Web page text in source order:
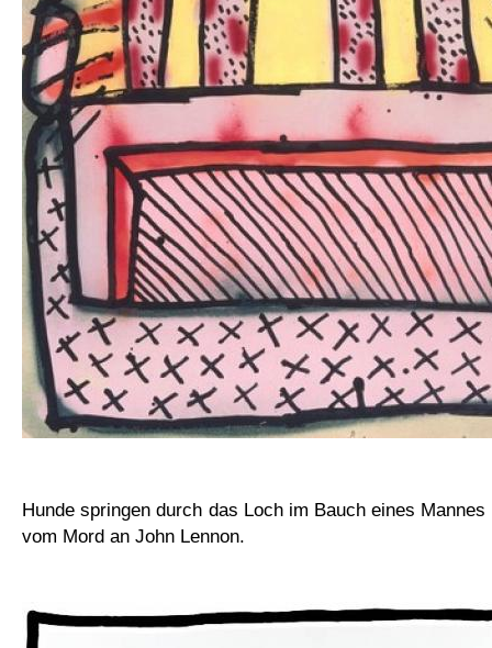
Hunde springen durch das Loch im Bauch eines
vom Mord an John Lennon.